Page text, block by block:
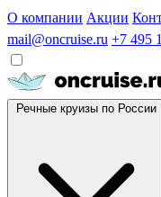
О компании Акции
mail@oncruise.ru +7 495